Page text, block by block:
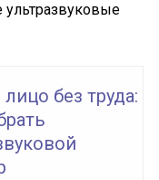
ультразвуковые
без труда: